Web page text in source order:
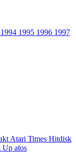
1994 1995 1996 1997
Atari Times Hitdisk
Up atos